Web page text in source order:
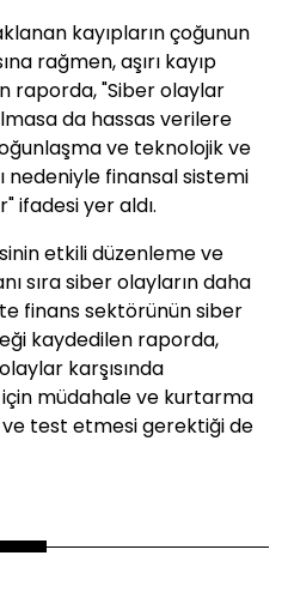
kayıpların çoğunun
rağmen, aşırı kayıp
raporda, "Siber olaylar
da hassas verilere
ve teknolojik ve
nedeniyle finansal sistemi
ifadesi yer aldı.
etkili düzenleme ve
sıra siber olayların daha
finans sektörünün siber
kaydedilen raporda,
karşısında
müdahale ve kurtarma
test etmesi gerektiği de